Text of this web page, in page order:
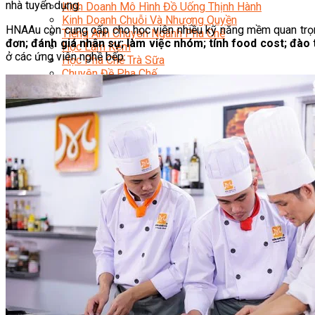
Kinh Doanh Mô Hình Đồ Uống Thịnh Hành
Kinh Doanh Chuỗi Và Nhượng Quyền
Tiếng Anh Chuyên Ngành Pha Chế
Học Làm Kem
Học Pha Chế Trà Sữa
Chuyên Đề Pha Chế
Video Dạy Pha Chế
Làm Bánh
Nghiệp Vụ Bếp Trưởng Bếp Bánh
Nghiệp Vụ Bếp Bánh Quốc Tế
Nghiệp Vụ Quản Lý Bếp Bánh
Nghiệp Vụ Bánh Kem
Bánh Việt
Bánh Nhật
Bánh Mì Nâng Cao
Bánh Đài Loan
Bánh Ngắn Hạn
Bánh Kinh Doanh
Handmade Mini Cake
Master Class
Bí Quyết Kinh Doanh Và Vận Hành Mô Hình Bánh
Chuyên Đề Bếp Bánh
Video Dạy Làm Bánh
nhà tuyển dụng.
HNAAu còn cung cấp cho học viên nhiều kỹ năng mềm quan
đơn; đánh giá nhân sự; làm việc nhóm; tính food cost;
ở các ứng viên nghề bếp.